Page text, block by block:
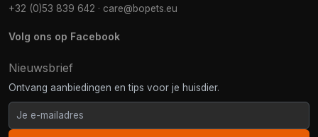
+32 (0)53 839 642 · care@bopets.eu
Volg ons op Facebook
Nieuwsbrief
Ontvang aanbiedingen en tips voor je huisdier.